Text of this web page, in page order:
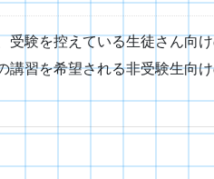
受験を控えている生徒さん向
講習を希望される非受験生向